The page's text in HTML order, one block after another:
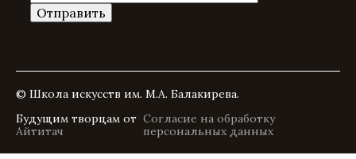
© Школа искусств им. М.А. Балакирева.
Будущим творцам от
Айтитач
Согласие на обработку
персональных данных